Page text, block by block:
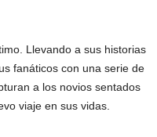
Llevando a sus historias
fanáticos con una serie de
a los novios sentados
viaje en sus vidas.